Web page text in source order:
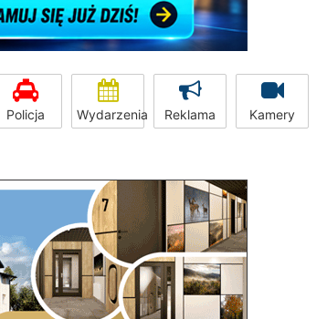
Policja Wydarzenia Reklama Kamery